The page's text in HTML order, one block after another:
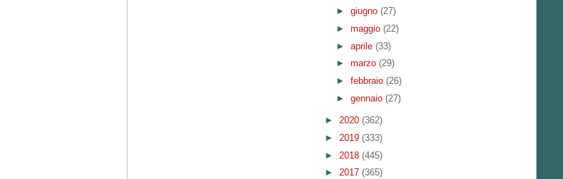
► giugno (27)
► maggio (22)
► aprile (33)
► marzo (29)
► febbraio (26)
► gennaio (27)
► 2020 (362)
► 2019 (333)
► 2018 (445)
► 2017 (365)